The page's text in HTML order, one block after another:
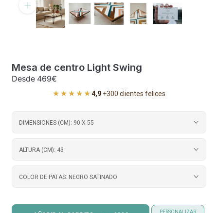
Mesa de centro Light Swing
Desde 469€
★★★★★4,9·+300 clientes felices
DIMENSIONES (CM): 90 X 55
ALTURA (CM): 43
COLOR DE PATAS: NEGRO SATINADO
PERSONALIZAR